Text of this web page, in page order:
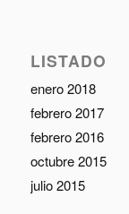
LISTADO
enero 2018
febrero 2017
febrero 2016
octubre 2015
julio 2015